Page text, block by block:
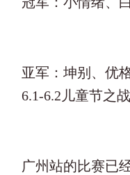
亚军：坤别、优
6.1-6.2儿童节之
广州站的比赛已